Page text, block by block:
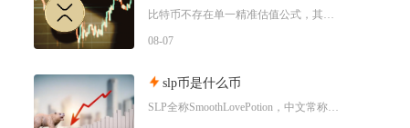
比特币不存在单一精准估值公式，其真实价值需要结合稀缺属性、链上基本面、生产成本、市场共识与
08-07
slp币是什么币
SLP全称SmoothLovePotion，中文常称平滑爱情药水，是知名链游AxieInf